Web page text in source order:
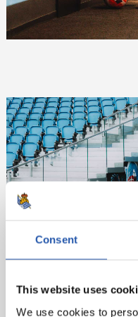
Consent
This website uses
We use cookies to